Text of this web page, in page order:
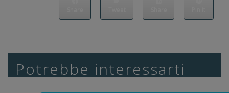
Potrebbe interessarti